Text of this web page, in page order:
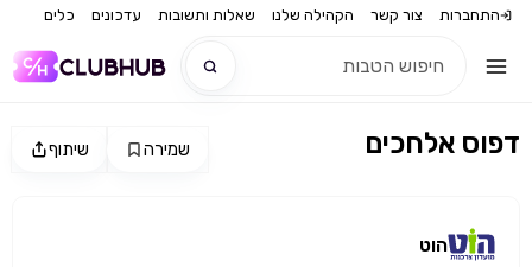
התחברות צור קשר הקהילה שלנו שאלות ותשובות עדכונים כלים
שיתוף שמירה דפוס אלחכים
הוט